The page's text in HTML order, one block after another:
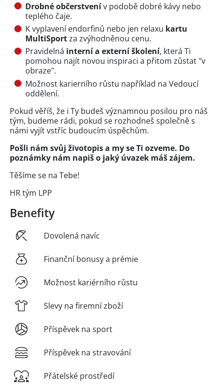
Drobné občerstvenív podobě dobré kávy nebo
teplého čaje.
K vyplavení endorfinů nebo jen relaxu kartu
MultiSportza zvýhodněnou cenu.
Pravidelná interní a externí školení, která Ti
pomohou najít novou inspiraci a přitom zůstat "v
obraze".
Možnost karierního růstu například na Vedoucí
oddělení.
Pokud věříš, že i Ty budeš významnou posilou pro náš
tým, budeme rádi, pokud se rozhodneš společně s
námi vyjít vstříc budoucím úspěchům.
Pošli nám svůj životopis a my se Ti ozveme. Do
poznámky nám napiš o jaký úvazek máš zájem.
Těšíme se na Tebe!
HR tým LPP
Benefity
Dovolená navíc
Finanční bonusy a prémie
Možnost kariérního růstu
Slevy na firemní zboží
Příspěvek na sport
Příspěvek na stravování
Přátelské prostředí